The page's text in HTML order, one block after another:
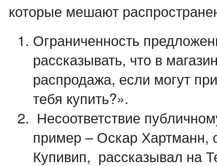
которые мешают
Ограниченность
рассказывать, что в
распродажа, если могут
тебя купить?».
Несоответствие
пример – Оскар Хартманн,
Купивип, рассказывал на